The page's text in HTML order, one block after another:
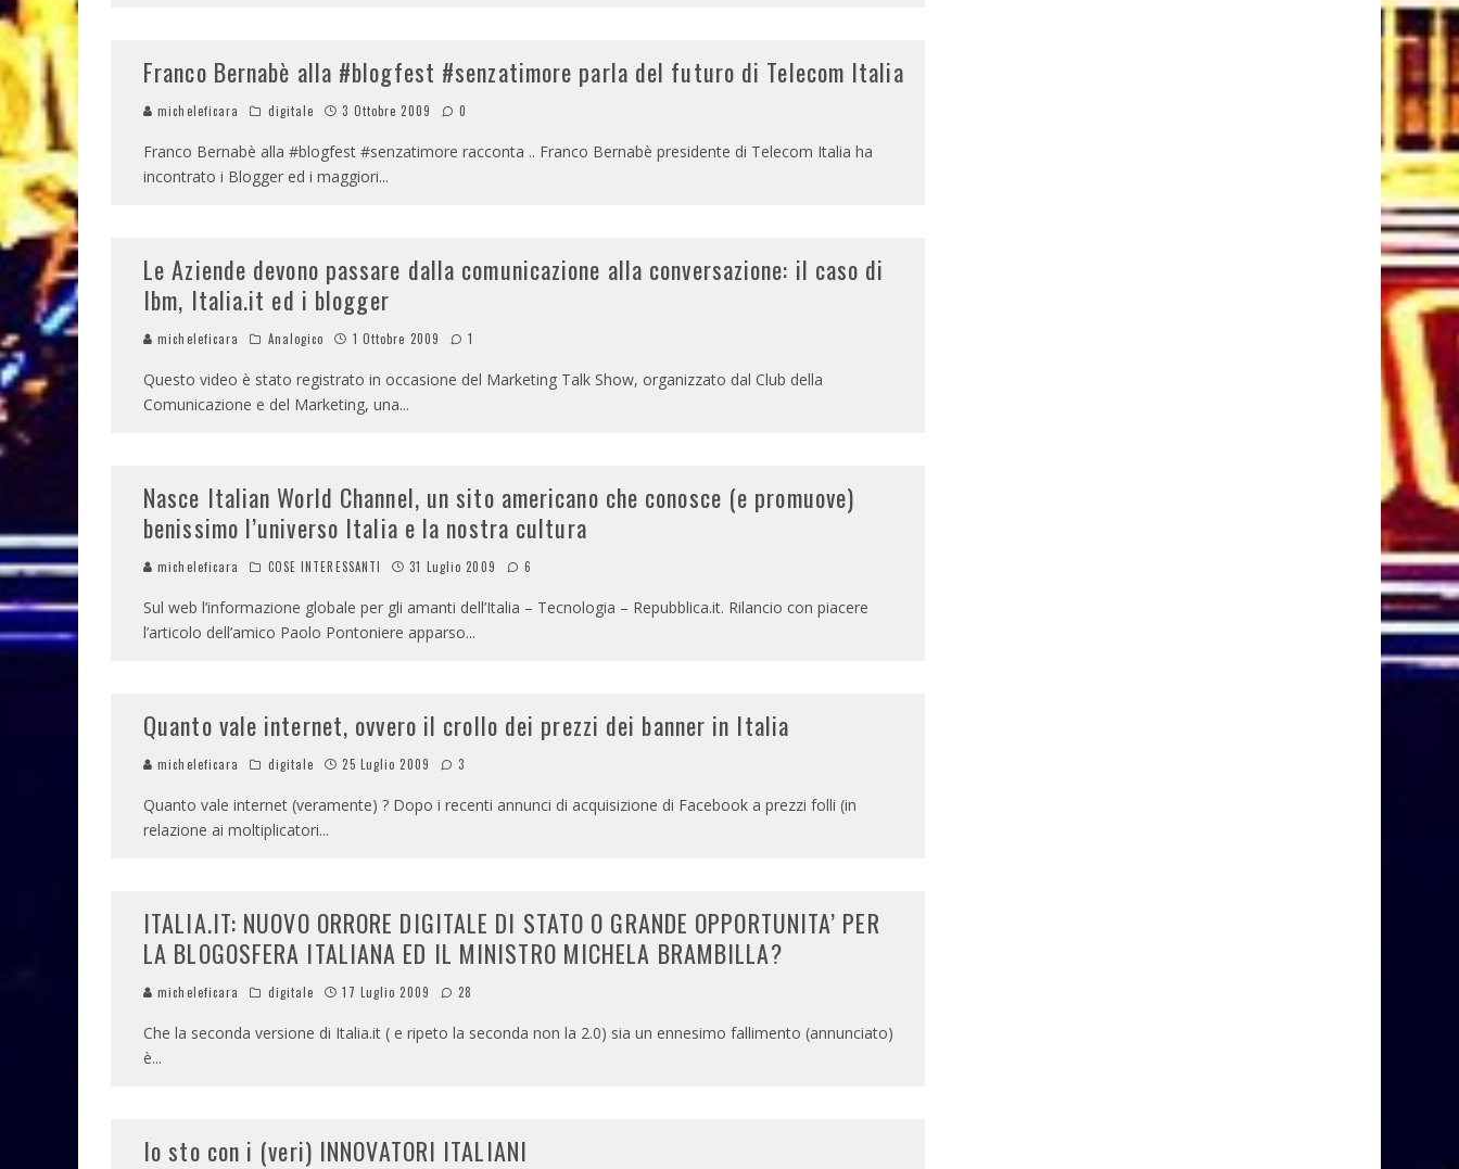
Franco Bernabè alla #blogfest #senzatimore parla del futuro di Telecom Italia
micheleficara digitale 3 Ottobre 2009 0
Franco Bernabè alla #blogfest #senzatimore racconta .. Franco Bernabè presidente di Telecom Italia ha
incontrato i Blogger ed i maggiori...
Le Aziende devono passare dalla comunicazione alla conversazione: il caso di
Ibm, Italia.it ed i blogger
micheleficara Analogico 1 Ottobre 2009 1
Questo video è stato registrato in occasione del Marketing Talk Show, organizzato dal Club della
Comunicazione e del Marketing, una...
Nasce Italian World Channel, un sito americano che conosce (e promuove)
benissimo l’universo Italia e la nostra cultura
micheleficara COSE INTERESSANTI 31 Luglio 2009 6
Sul web l’informazione globale per gli amanti dell’Italia – Tecnologia – Repubblica.it. Rilancio con piacere
l’articolo dell’amico Paolo Pontoniere apparso...
Quanto vale internet, ovvero il crollo dei prezzi dei banner in Italia
micheleficara digitale 25 Luglio 2009 3
Quanto vale internet (veramente) ? Dopo i recenti annunci di acquisizione di Facebook a prezzi folli (in
relazione ai moltiplicatori...
ITALIA.IT: NUOVO ORRORE DIGITALE DI STATO O GRANDE OPPORTUNITA’ PER
LA BLOGOSFERA ITALIANA ED IL MINISTRO MICHELA BRAMBILLA?
micheleficara digitale 17 Luglio 2009 28
Che la seconda versione di Italia.it ( e ripeto la seconda non la 2.0) sia un ennesimo fallimento (annunciato)
è...
Io sto con i (veri) INNOVATORI ITALIANI